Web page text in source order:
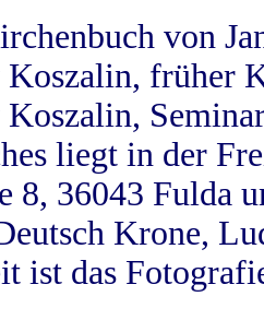
von
Koszalin, früher
liegt in der
8, 36043 Fulda
Krone,
ist das